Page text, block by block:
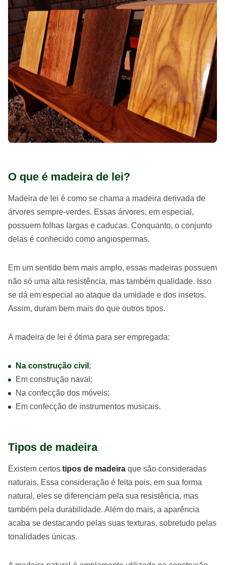
O que é madeira de lei?
Madeira de lei é como se chama a madeira derivada de
árvores sempre-verdes. Essas árvores, em especial,
possuem folhas largas e caducas. Conquanto, o conjunto
delas é conhecido como angiospermas.
Em um sentido bem mais amplo, essas madeiras possuem
não só uma alta resistência, mas também qualidade. Isso
se dá em especial ao ataque da umidade e dos insetos.
Assim, duram bem mais do que outros tipos.
A madeira de lei é ótima para ser empregada:
Na construção civil ;
Em construção naval;
Na confecção dos móveis;
Em confecção de instrumentos musicais.
Tipos de madeira
Existem certos tipos de madeira que são consideradas
naturais. Essa consideração é feita pois, em sua forma
natural, eles se diferenciam pela sua resistência, mas
também pela durabilidade. Além do mais, a aparência
acaba se destacando pelas suas texturas, sobretudo pelas
tonalidades únicas.